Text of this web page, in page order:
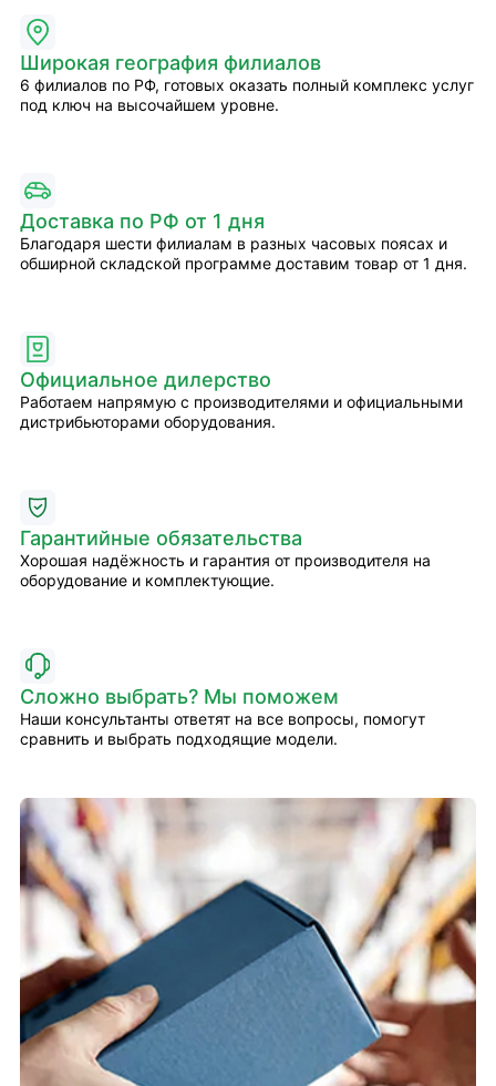
Широкая география филиалов
6 филиалов по РФ, готовых оказать полный комплекс услуг
под ключ на высочайшем уровне.
Доставка по РФ от 1 дня
Благодаря шести филиалам в разных часовых поясах и
обширной складской программе доставим товар от 1 дня.
Официальное дилерство
Работаем напрямую с производителями и официальными
дистрибьюторами оборудования.
Гарантийные обязательства
Хорошая надёжность и гарантия от производителя на
оборудование и комплектующие.
Сложно выбрать? Мы поможем
Наши консультанты ответят на все вопросы, помогут
сравнить и выбрать подходящие модели.